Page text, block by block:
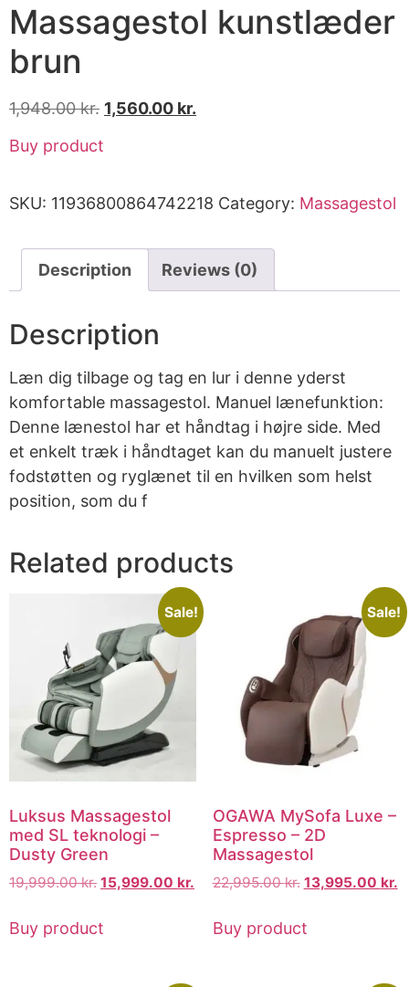
Massagestol kunstlæder
brun
1,948.00kr. 1,560.00 kr.
Buy product
SKU: 11936800864742218 Category: Massagestol
Description Reviews (0)
Description
Læn dig tilbage og tag en lur i denne yderst
komfortable massagestol. Manuel lænefunktion:
Denne lænestol har et håndtag i højre side. Med
et enkelt træk i håndtaget kan du manuelt justere
fodstøtten og ryglænet til en hvilken som helst
position, som du f
Related products
Sale!
Luksus Massagestol
med SL teknologi –
Dusty Green
19,999.00kr. 15,999.00 kr.
Buy product
Sale!
OGAWA MySofa Luxe –
Espresso – 2D
Massagestol
22,995.00kr. 13,995.00 kr.
Buy product